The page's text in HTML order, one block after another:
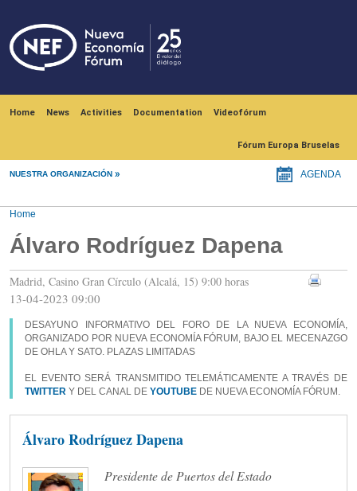
Home News Activities Documentation Videofórum
Fórum Europa Bruselas
NUESTRA ORGANIZACIÓN AGENDA
Home
Álvaro Rodríguez Dapena
Madrid, Casino Gran Círculo (Alcalá, 15) 9:00 horas
13-04-2023 09:00
DESAYUNO INFORMATIVO DEL FORO DE LA NUEVA ECONOMÍA,
ORGANIZADO POR NUEVA ECONOMÍA FÓRUM, BAJO EL MECENAZGO
DE OHLA Y SATO. PLAZAS LIMITADAS
EL EVENTO SERÁ TRANSMITIDO TELEMÁTICAMENTE A TRAVÉS DE
TWITTER Y DEL CANAL DE YOUTUBE DE NUEVA ECONOMÍA FÓRUM.
Álvaro Rodríguez Dapena
Presidente de Puertos del Estado